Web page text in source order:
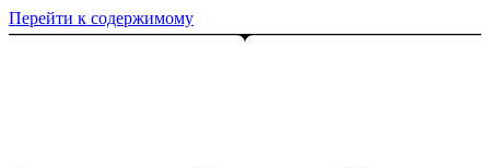
Перейти к содержимому